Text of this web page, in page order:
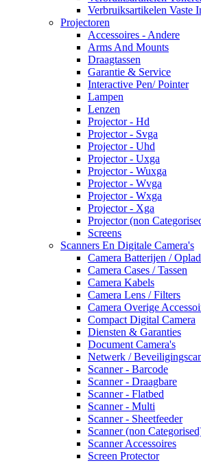
Verbruiksartikelen Vaste
Projectoren
Accessoires - Andere
Arms And Mounts
Draagtassen
Garantie & Service
Interactive Pen/ Pointer
Lampen
Lenzen
Projector - Hd
Projector - Svga
Projector - Uhd
Projector - Uxga
Projector - Wuxga
Projector - Wvga
Projector - Wxga
Projector - Xga
Projector (non
Screens
Scanners En Digitale Camera's
Camera Batterijen /
Camera Cases / Tassen
Camera Kabels
Camera Lens / Filters
Camera Overige
Compact Digital Camera
Diensten & Garanties
Document Camera's
Netwerk /
Scanner - Barcode
Scanner - Draagbare
Scanner - Flatbed
Scanner - Multi
Scanner - Sheetfeeder
Scanner (non
Scanner Accessoires
Screen Protector